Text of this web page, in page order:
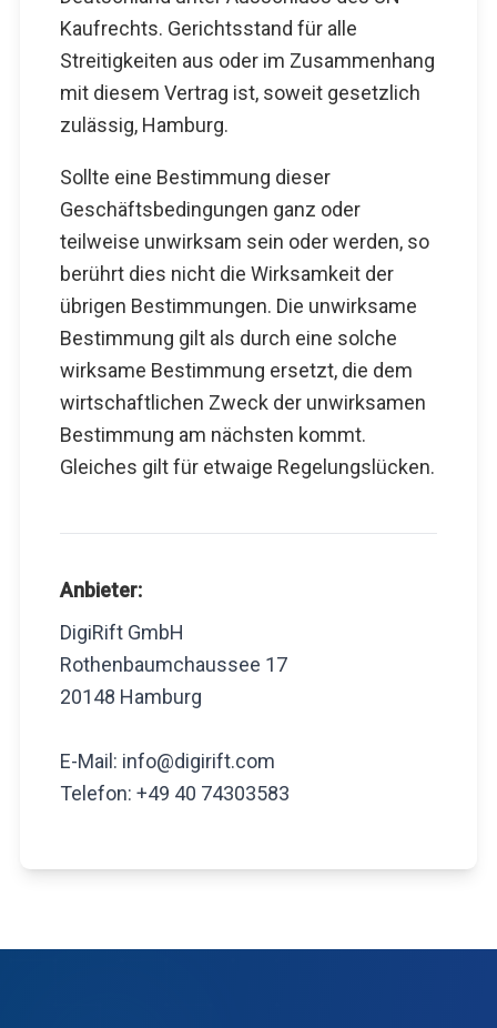
Kaufrechts. Gerichtsstand für alle
Streitigkeiten aus oder im Zusammenhang
mit diesem Vertrag ist, soweit gesetzlich
zulässig, Hamburg.
Sollte eine Bestimmung dieser
Geschäftsbedingungen ganz oder
teilweise unwirksam sein oder werden, so
berührt dies nicht die Wirksamkeit der
übrigen Bestimmungen. Die unwirksame
Bestimmung gilt als durch eine solche
wirksame Bestimmung ersetzt, die dem
wirtschaftlichen Zweck der unwirksamen
Bestimmung am nächsten kommt.
Gleiches gilt für etwaige Regelungslücken.
Anbieter:
DigiRift GmbH
Rothenbaumchaussee 17
20148 Hamburg
E-Mail: info@digirift.com
Telefon: +49 40 74303583